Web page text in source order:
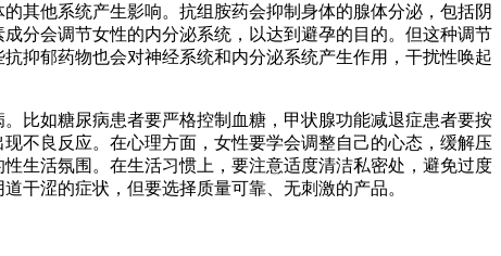
其他系统产生影响。抗组胺药会抑制身体的腺体分泌，包括阴
分会调节女性的内分泌系统，以达到避孕的目的。但这种调节
抑郁药物也会对神经系统和内分泌系统产生作用，干扰性唤起
比如糖尿病患者要严格控制血糖，甲状腺功能减退症患者要按
不良反应。在心理方面，女性要学会调整自己的心态，缓解压
生活氛围。在生活习惯上，要注意适度清洁私密处，避免过度
干涩的症状，但要选择质量可靠、无刺激的产品。